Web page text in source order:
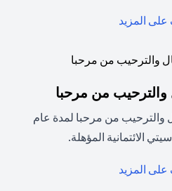
المزيد
والترحيب من مرحبا
والترحيب من مرحبا لمدة عام
الائتمانية المؤهلة.
المزيد